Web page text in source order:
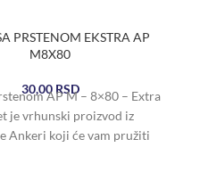
PRSTENOM EKSTRA AP
M8X80
30,00 RSD
AP M – 8×80 – Extra
je vrhunski proizvod iz
Ankeri koji će vam pružiti